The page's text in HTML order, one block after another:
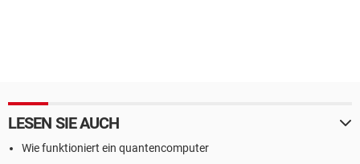
LESEN SIE AUCH
Wie funktioniert ein quantencomputer